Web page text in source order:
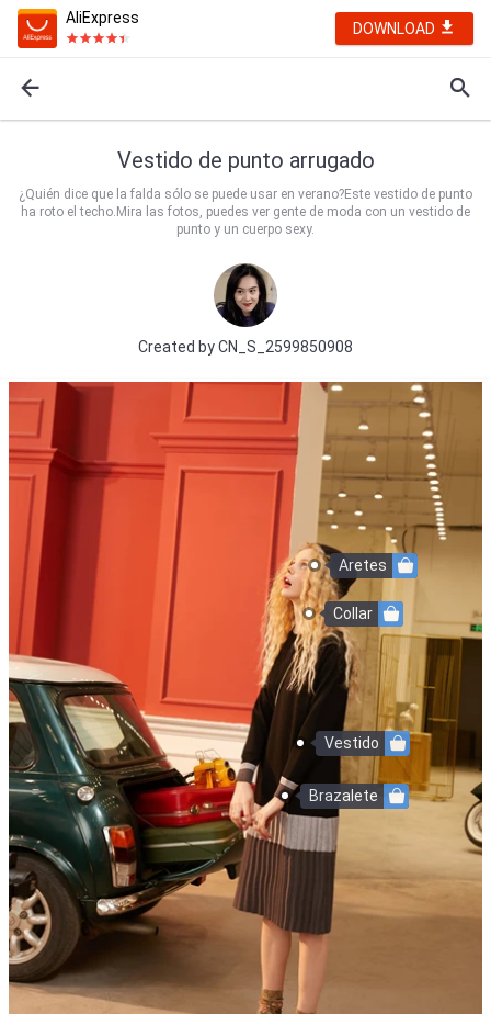
AliExpress
DOWNLOAD
Vestido de punto arrugado
¿Quién dice que la falda sólo se puede usar en verano?Este vestido de punto
ha roto el techo.Mira las fotos, puedes ver gente de moda con un vestido de
punto y un cuerpo sexy.
Created byCN_S_2599850908
Vestido
Collar
Brazalete
Aretes